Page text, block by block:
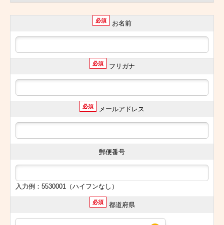
必須 お名前
必須 フリガナ
必須 メールアドレス
郵便番号
入力例：5530001（ハイフンなし）
必須 都道府県